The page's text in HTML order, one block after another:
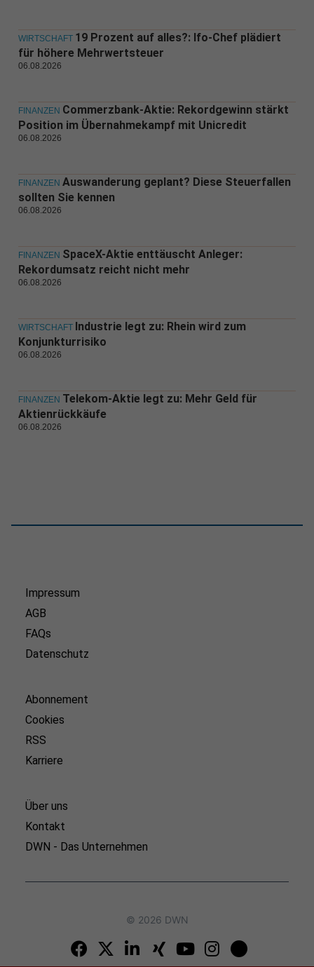
WIRTSCHAFT 19 Prozent auf alles?: Ifo-Chef plädiert
für höhere Mehrwertsteuer
06.08.2026
FINANZEN Commerzbank-Aktie: Rekordgewinn stärkt
Position im Übernahmekampf mit Unicredit
06.08.2026
FINANZEN Auswanderung geplant? Diese Steuerfallen
sollten Sie kennen
06.08.2026
FINANZEN SpaceX-Aktie enttäuscht Anleger:
Rekordumsatz reicht nicht mehr
06.08.2026
WIRTSCHAFT Industrie legt zu: Rhein wird zum
Konjunkturrisiko
06.08.2026
FINANZEN Telekom-Aktie legt zu: Mehr Geld für
Aktienrückkäufe
06.08.2026
Impressum
AGB
FAQs
Datenschutz
Abonnement
Cookies
RSS
Karriere
Über uns
Kontakt
DWN - Das Unternehmen
© 2026 DWN